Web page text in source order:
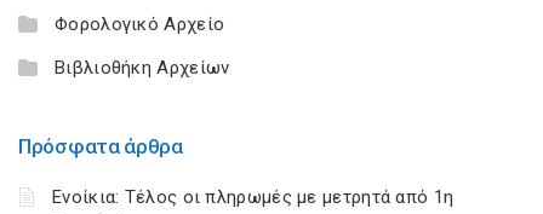
Φορολογικό Αρχείο
Βιβλιοθήκη Αρχείων
Πρόσφατα άρθρα
Ενοίκια: Τέλος οι πληρωμές με μετρητά από 1η